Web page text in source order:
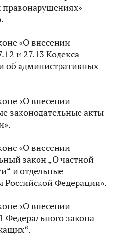
«О внесении
и 27.13 Кодекса
об административных
«О внесении
законодательные акты
«О внесении
закон „О частной
и отдельные
Российской Федерации».
«О внесении
Федерального закона